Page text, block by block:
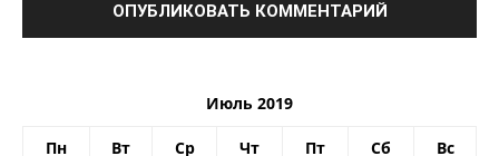
Июль 2019
Пн Вт Ср Чт Пт Сб Вс